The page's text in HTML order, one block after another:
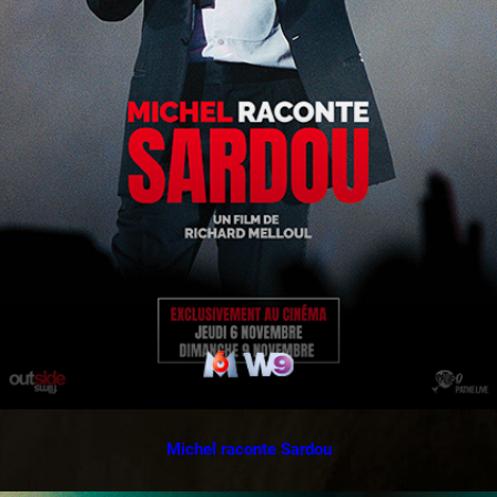
Michel raconte Sardou